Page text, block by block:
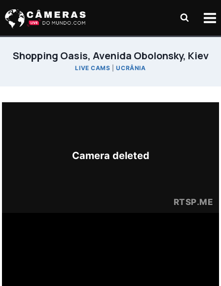
para
Shopping Oasis, Avenida Obolonsky, Kiev
LIVE CAMS |UCRÂNIA